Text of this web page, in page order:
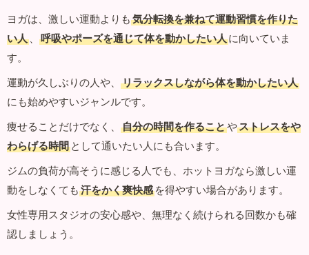
ヨガは、激しい運動よりも 気分転換を兼ねて運動習慣を作りた
い人 、 呼吸やポーズを通じて体を動かしたい人に向いていま
す。
運動が久しぶりの人や、
リラックスしながら体を動かしたい人
にも始めやすいジャンルです。
痩せることだけでなく、
自分の時間を作ることやストレスをや
わらげる時間 として通いたい人にも合います。
ジムの負荷が高そうに感じる人でも、ホットヨガなら激しい運
動をしなくても 汗をかく爽快感 を得やすい場合があります。
女性専用スタジオの安心感や、無理なく続けられる回数かも確
認しましょう。